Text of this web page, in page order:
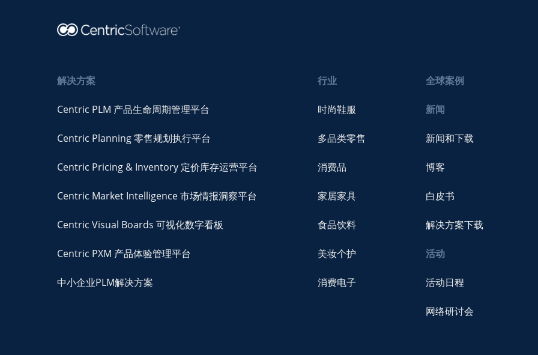
解决方案
Centric PLM 产品生命周期管理平台
Centric Planning 零售规划执行平台
Centric Pricing & Inventory 定价库存运营平台
Centric Market Intelligence 市场情报洞察平台
Centric Visual Boards 可视化数字看板
Centric PXM 产品体验管理平台
中小企业PLM解决方案
行业
时尚鞋服
多品类零售
消费品
家居家具
食品饮料
美妆个护
消费电子
全球案例
新闻
新闻和下载
博客
白皮书
解决方案下载
活动
活动日程
网络研讨会